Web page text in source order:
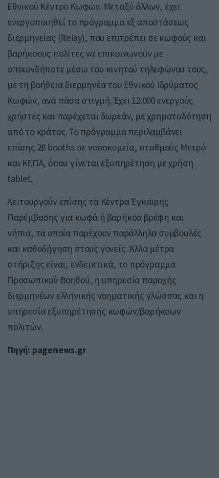
Εθνικού Κέντρο Κωφών. Μεταξύ άλλων, έχει
ενεργοποιηθεί το πρόγραμμα εξ αποστάσεως
διερμηνείας (Relay), που επιτρέπει σε κωφούς και
βαρήκοους πολίτες να επικοινωνούν με
οποιονδήποτε μέσω του κινητού τηλεφώνου τους,
με τη βοήθεια διερμηνέα του Εθνικού Ιδρύματος
Κωφών, ανά πάσα στιγμή. Έχει 12.000 ενεργούς
χρήστες και παρέχεται δωρεάν, με χρηματοδότηση
από το κράτος. Το πρόγραμμα περιλαμβάνει
επίσης 28 booths σε νοσοκομεία, σταθμούς Μετρό
και ΚΕΠΑ, όπου γίνεται εξυπηρέτηση με χρήση
tablet.
Λειτουργούν επίσης τα Κέντρα Έγκαιρης
Παρέμβασης για κωφά ή βαρήκοα βρέφη και
νήπια, τα οποία παρέχουν παράλληλα συμβουλές
και καθοδήγηση στους γονείς. Άλλα μέτρα
στήριξης είναι, ενδεικτικά, το πρόγραμμα
Προσωπικού Βοηθού, η υπηρεσία παροχής
διερμηνέων ελληνικής νοηματικής γλώσσας και η
υπηρεσία εξυπηρέτησης κωφών/βαρήκοων
πολιτών.
Πηγή: pagenews.gr